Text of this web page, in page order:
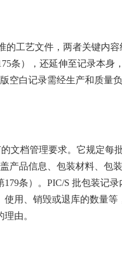
工艺文件，两者关键内
条），还延伸至记录本
空白记录需经生产和质量
文档管理要求。它规定
产品信息、包装材料、包
条）。PIC/S 批包装记
用、销毁或退库的数量
由。